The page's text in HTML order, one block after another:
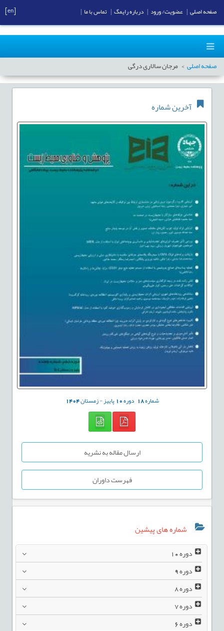
صفحه اصلی مرجان سالاری درگی
آخرین شماره
شماره18 دوره10پاییز - زمستان1404
ارسال مقاله به نشریه
فهرست داوران
شماره های پیشین
دوره10
دوره9
دوره8
دوره7
دوره6
صفحه اصلی عضویت/ ورود درباره رایمگ تماس با ما